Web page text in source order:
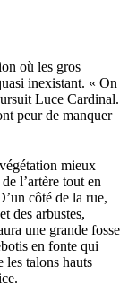
où les gros
inexistant. « On
Luce Cardinal.
peur de manquer
mieux
l’artère tout en
côté de la rue,
des arbustes,
une grande fosse
en fonte qui
les talons hauts